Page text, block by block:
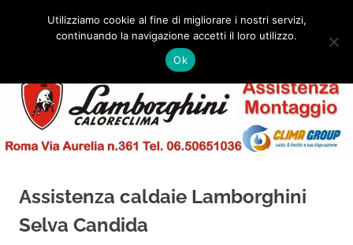
Caldaie
Lamborghini
Installazione
MENU
Assistenza caldaie Lamborghini
Selva Candida
Utilizziamo cookie al fine di migliorare i nostri servizi,
continuando la navigazione accetti il loro utilizzo.
Ok